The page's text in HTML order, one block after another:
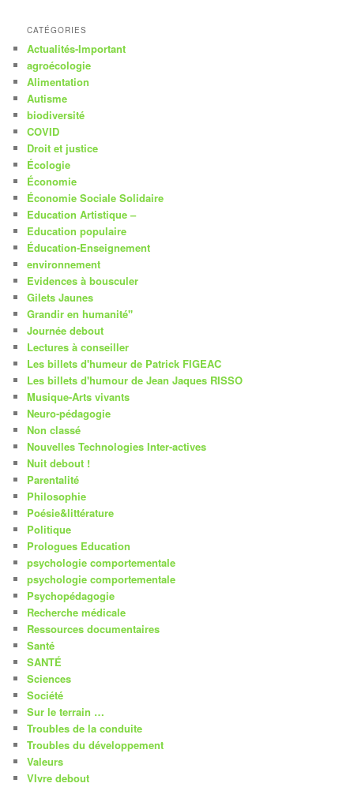
CATÉGORIES
Actualités-Important
agroécologie
Alimentation
Autisme
biodiversité
COVID
Droit et justice
Écologie
Économie
Économie Sociale Solidaire
Education Artistique –
Education populaire
Éducation-Enseignement
environnement
Evidences à bousculer
Gilets Jaunes
Grandir en humanité"
Journée debout
Lectures à conseiller
Les billets d'humeur de Patrick FIGEAC
Les billets d'humour de Jean Jaques RISSO
Musique-Arts vivants
Neuro-pédagogie
Non classé
Nouvelles Technologies Inter-actives
Nuit debout !
Parentalité
Philosophie
Poésie&littérature
Politique
Prologues Education
psychologie comportementale
psychologie comportementale
Psychopédagogie
Recherche médicale
Ressources documentaires
Santé
SANTÉ
Sciences
Société
Sur le terrain …
Troubles de la conduite
Troubles du développement
Valeurs
VIvre debout